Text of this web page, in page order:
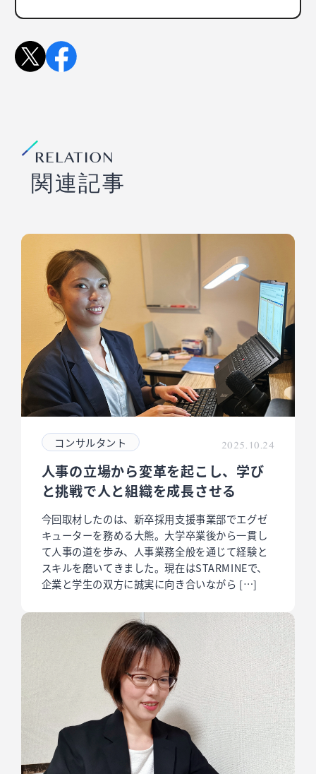
RELATION
関連記事
コンサルタント 2025.10.24
人事の立場から変革を起こし、学び
と挑戦で人と組織を成長させる
今回取材したのは、新卒採用支援事業部でエグゼ
キューターを務める大熊。大学卒業後から一貫し
て人事の道を歩み、人事業務全般を通じて経験と
スキルを磨いてきました。現在はSTARMINEで、
企業と学生の双方に誠実に向き合いながら […]